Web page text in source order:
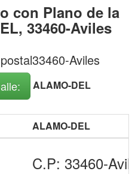
con Plano de la
33460-Aviles
Aviles
ALAMO-DEL
ALAMO-DEL
C.P: 33460-